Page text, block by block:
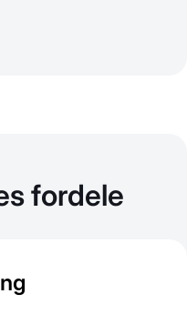
fordele